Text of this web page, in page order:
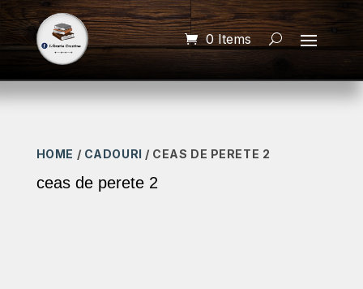
0 Items
HOME / CADOURI / CEAS DE PERETE 2
ceas de perete 2